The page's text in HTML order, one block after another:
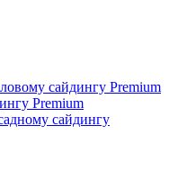
сайдингу Premium
Premium
сайдингу